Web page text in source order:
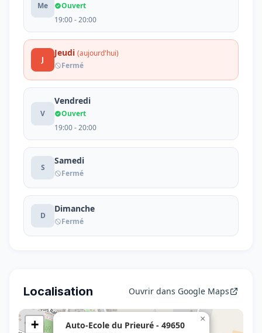
Me
Ouvert
19:00 - 20:00
J
Jeudi (aujourd'hui)
Fermé
V
Vendredi
Ouvert
19:00 - 20:00
S
Samedi
Fermé
D
Dimanche
Fermé
Localisation Ouvrir dans Google Maps
Auto-Ecole du Prieuré - 49650
×
+